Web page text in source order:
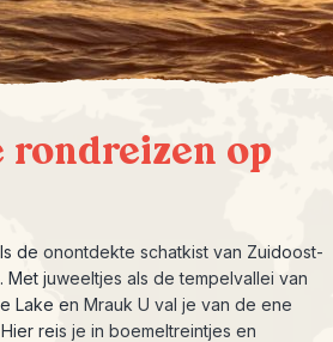
op
de onontdekte schatkist van Zuidoost-
juweeltjes als de tempelvallei van
Lake en Mrauk U val je van de ene
reis je in boemeltreintjes en